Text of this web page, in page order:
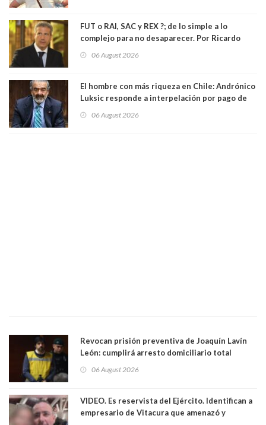
FUT o RAI, SAC y REX ?; de lo simple a lo
complejo para no desaparecer. Por Ricardo
06 August 2026
El hombre con más riqueza en Chile: Andrónico
Luksic responde a interpelación por pago de
día que me muera”
06 August 2026
Revocan prisión preventiva de Joaquín Lavín
León: cumplirá arresto domiciliario total
06 August 2026
VIDEO. Es reservista del Ejército. Identifican a
empresario de Vitacura que amenazó y